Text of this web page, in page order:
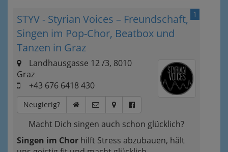
1
STYV - Styrian Voices – Freundschaft,
Singen im Pop-Chor, Beatbox und
Tanzen in Graz
Landhausgasse 12 /3, 8010
Graz
+43 676 6418 430
Neugierig?
Macht Dich singen auch schon glücklich?
Singen im Chor hilft Stress abzubauen, hält